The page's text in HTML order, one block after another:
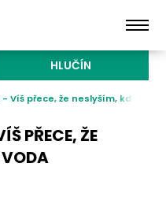
HLUČÍN
Víš přece, že neslyším, když
PŘECE, ŽE
VODA